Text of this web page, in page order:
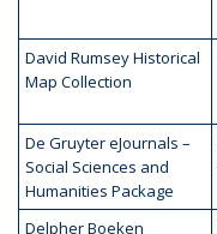
David Rumsey Historical
Map Collection
De Gruyter eJournals –
Social Sciences and
Humanities Package
Delpher Boeken